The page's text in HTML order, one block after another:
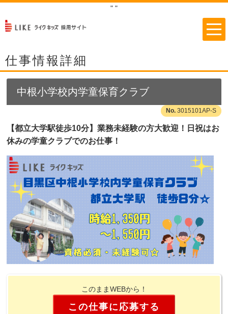
" "
仕事情報詳細
中根小学校内学童保育クラブ
3015101AP-S
【都立大学駅徒歩10分】業務未経験の方大歓迎！日祝はお
休みの学童クラブでのお仕事！
このままWEBから！
この仕事に応募する